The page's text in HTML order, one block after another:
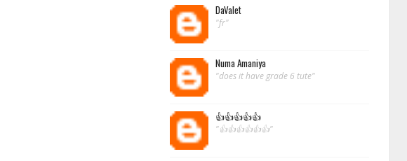
DaValet
"fr"
Numa Amaniya
"does it have grade 6 tute"
👍👍👍👍👍
"👍👍👍👍👍👍"